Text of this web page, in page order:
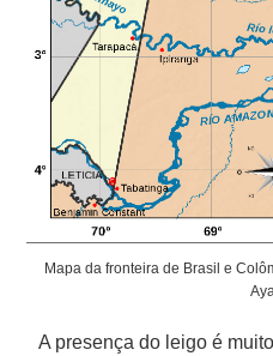
Mapa da fronteira de Brasil e
A presença do leigo é